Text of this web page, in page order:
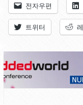
전자우편
트위터